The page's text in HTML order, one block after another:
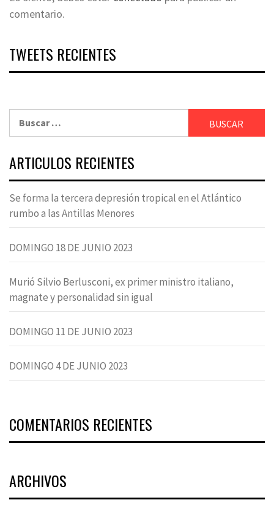
comentario.
TWEETS RECIENTES
ARTICULOS RECIENTES
Se forma la tercera depresión tropical en el Atlántico
rumbo a las Antillas Menores
DOMINGO 18 DE JUNIO 2023
Murió Silvio Berlusconi, ex primer ministro italiano,
magnate y personalidad sin igual
DOMINGO 11 DE JUNIO 2023
DOMINGO 4 DE JUNIO 2023
COMENTARIOS RECIENTES
ARCHIVOS